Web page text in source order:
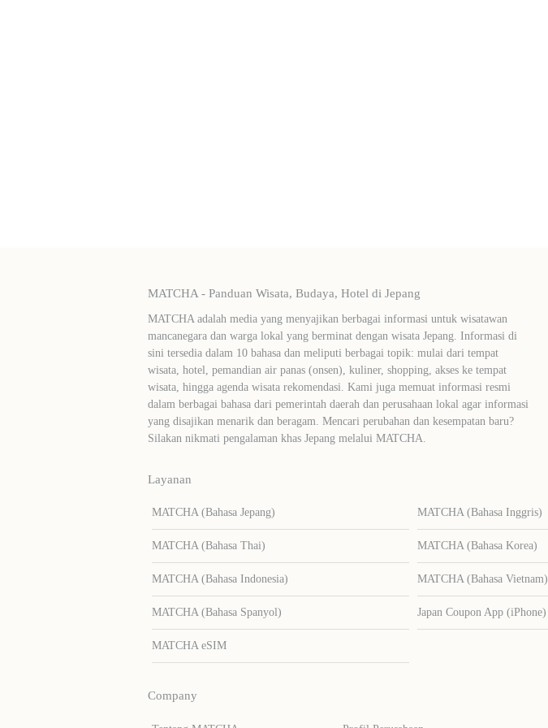
MATCHA - Panduan Wisata, Budaya, Hotel di Jepang
MATCHA adalah media yang menyajikan berbagai informasi untuk wisatawan
mancanegara dan warga lokal yang berminat dengan wisata Jepang. Informasi di
sini tersedia dalam 10 bahasa dan meliputi berbagai topik: mulai dari tempat
wisata, hotel, pemandian air panas (onsen), kuliner, shopping, akses ke tempat
wisata, hingga agenda wisata rekomendasi. Kami juga memuat informasi resmi
dalam berbagai bahasa dari pemerintah daerah dan perusahaan lokal agar informasi
yang disajikan menarik dan beragam. Mencari perubahan dan kesempatan baru?
Silakan nikmati pengalaman khas Jepang melalui MATCHA.
Layanan
MATCHA (Bahasa Jepang) MATCHA (Bahasa Inggris)
MATCHA (Bahasa Thai) MATCHA (Bahasa Korea)
MATCHA (Bahasa Indonesia) MATCHA (Bahasa Vietnam)
MATCHA (Bahasa Spanyol) Japan Coupon App (iPhone)
MATCHA eSIM
Company